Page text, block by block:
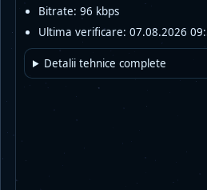
Bitrate: 96 kbps
Ultima verificare: 07.08.2026
Detalii tehnice complete